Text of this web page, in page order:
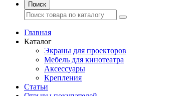
Поиск
Главная
Каталог
Экраны для проекторов
Mебель для кинотеатра
Аксессуары
Крепления
Статьи